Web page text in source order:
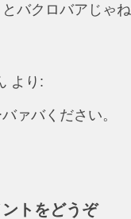
とバクロバアじゃね
より:
ァバください。
ントをどうぞ